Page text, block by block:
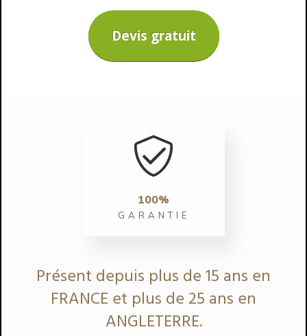
Devis gratuit
Présent depuis plus de 15 ans en
FRANCE et plus de 25 ans en
ANGLETERRE.
100%
GARANTIE